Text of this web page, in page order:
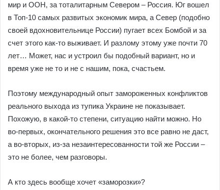
мир и ООН, за тоталитарным Севером – Россия. Юг вошел
в Топ-10 самых развитых экономик мира, а Север (подобно
своей вдохновительнице России) пугает всех Бомбой и за
счет этого как-то выживает. И разлому этому уже почти 70
лет… Может, нас и устроил бы подобный вариант, но и
время уже не то и не с нашим, пока, счастьем.
Поэтому международный опыт замороженных конфликтов
реального выхода из тупика Украине не показывает.
Похожую, в какой-то степени, ситуацию найти можно. Но
во-первых, окончательного решения это все равно не даст,
а во-вторых, из-за незаинтересованности той же России –
это не более, чем разговоры.
А кто здесь вообще хочет «заморозки»?